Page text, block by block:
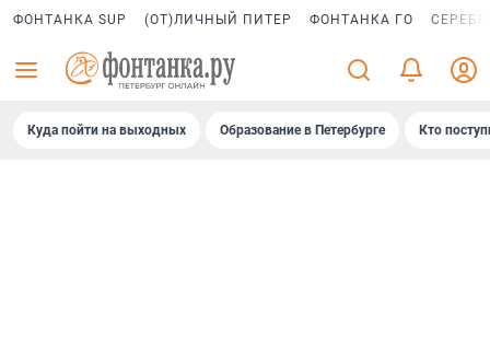
ФОНТАНКА SUP (ОТ)ЛИЧНЫЙ ПИТЕР ФОНТАНКА ГО
Куда пойти на выходных Образование в Петербурге Кто